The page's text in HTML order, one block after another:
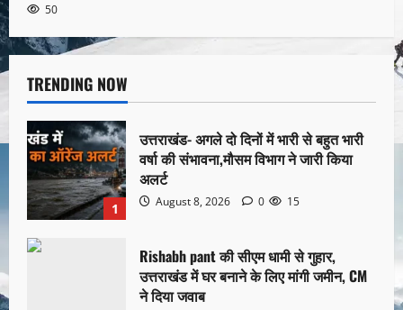
50
TRENDING NOW
1
उत्तराखंड- अगले दो दिनों में भारी से बहुत भारी
वर्षा की संभावना,मौसम विभाग ने जारी किया
अलर्ट
August 8, 2026 0 15
Rishabh pant की सीएम धामी से गुहार,
उत्तराखंड में घर बनाने के लिए मांगी जमीन, CM
ने दिया जवाब